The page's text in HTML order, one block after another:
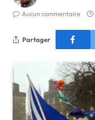
Aucun commentaire
Partager